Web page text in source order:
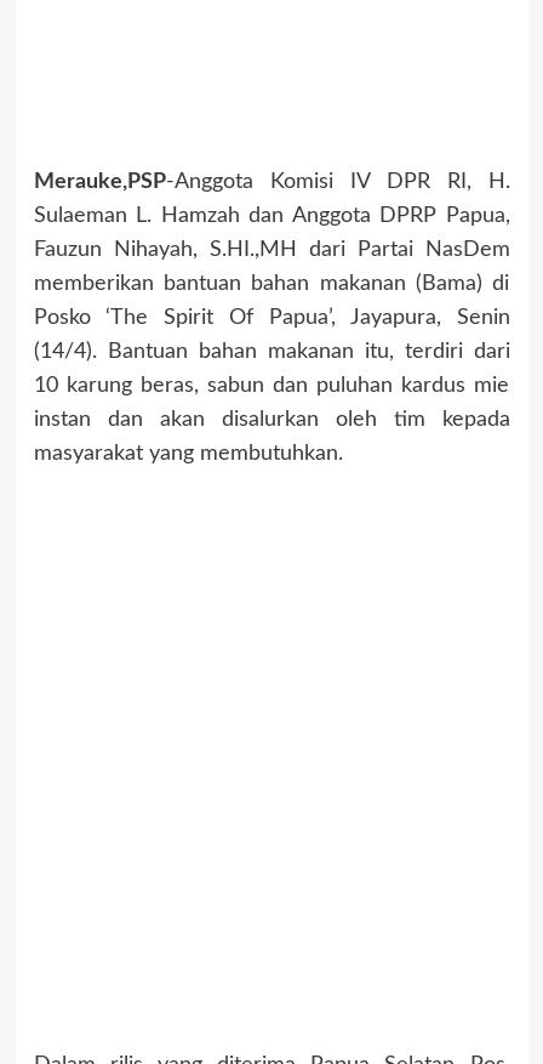
Merauke,PSP-Anggota Komisi IV DPR RI, H.
Sulaeman L. Hamzah dan Anggota DPRP Papua,
Fauzun Nihayah, S.HI.,MH dari Partai NasDem
memberikan bantuan bahan makanan (Bama) di
Posko ‘The Spirit Of Papua’, Jayapura, Senin
(14/4). Bantuan bahan makanan itu, terdiri dari
10 karung beras, sabun dan puluhan kardus mie
instan dan akan disalurkan oleh tim kepada
masyarakat yang membutuhkan.